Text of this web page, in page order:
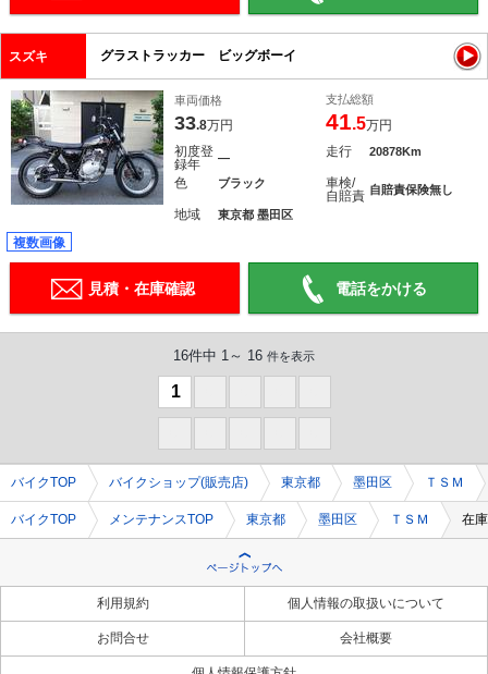
スズキ グラストラッカー ビッグボーイ
車両価格
33.8万円
支払総額
41.5万円
初度登
録年
― 走行 20878Km
色 ブラック
車検/
自賠責 自賠責保険無し
地域 東京都 墨田区
複数画像
見積・在庫確認 電話をかける
16件中 1～ 16 件を表示
1
バイクTOP バイクショップ(販売店) 東京都 墨田区 ＴＳＭ
バイクTOP メンテナンスTOP 東京都 墨田区 ＴＳＭ 在
利用規約 個人情報の取扱いについて
お問合せ 会社概要